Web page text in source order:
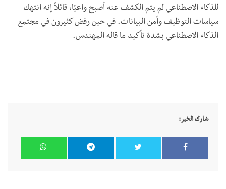
للذكاء الاصطناعي لم يتم الكشف عنه أصبح واعيًا، قائلاً إنه انتهك
سياسات التوظيف وأمن البيانات. في حين رفض كثيرون في مجتمع
الذكاء الاصطناعي بشدة تأكيد ما قاله المهندس.
شارك الخبر: